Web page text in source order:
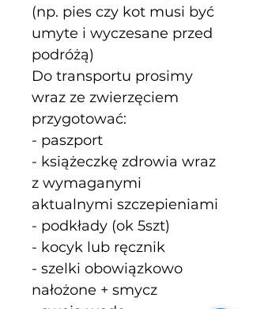
(np. pies czy kot musi być
umyte i wyczesane przed
podróżą)
Do transportu prosimy
wraz ze zwierzęciem
przygotować:
- paszport
- książeczkę zdrowia wraz
z wymaganymi
aktualnymi szczepieniami
- podkłady (ok 5szt)
- kocyk lub ręcznik
- szelki obowiązkowo
nałożone + smycz